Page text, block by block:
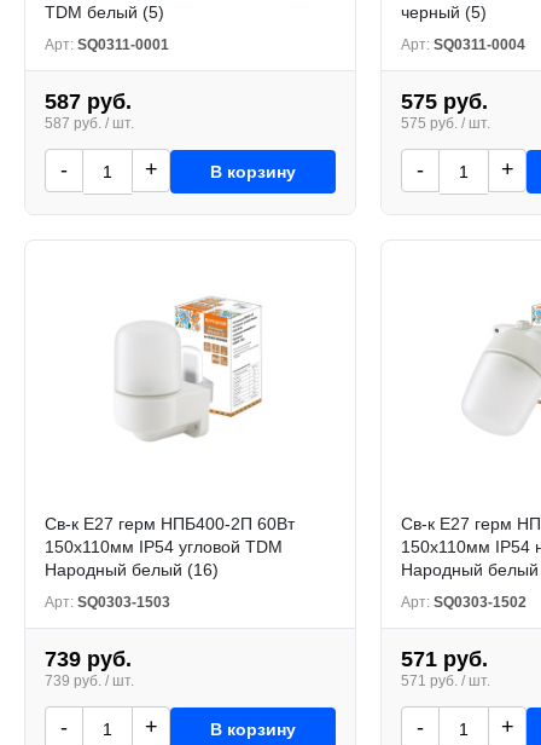
TDM белый (5)
Арт: SQ0311-0001
587 руб.
587 руб. / шт.
- + В корзину
черный (5)
Арт: SQ0311-0004
575 руб.
575 руб. / шт.
- +
Св-к Е27 герм НПБ400-2П 60Вт
150x110мм IP54 угловой TDM
Народный белый (16)
Арт: SQ0303-1503
739 руб.
739 руб. / шт.
- + В корзину
Св-к Е27 герм
150х110мм IP54
Народный
Арт: SQ0303-1502
571 руб.
571 руб. / шт.
- +